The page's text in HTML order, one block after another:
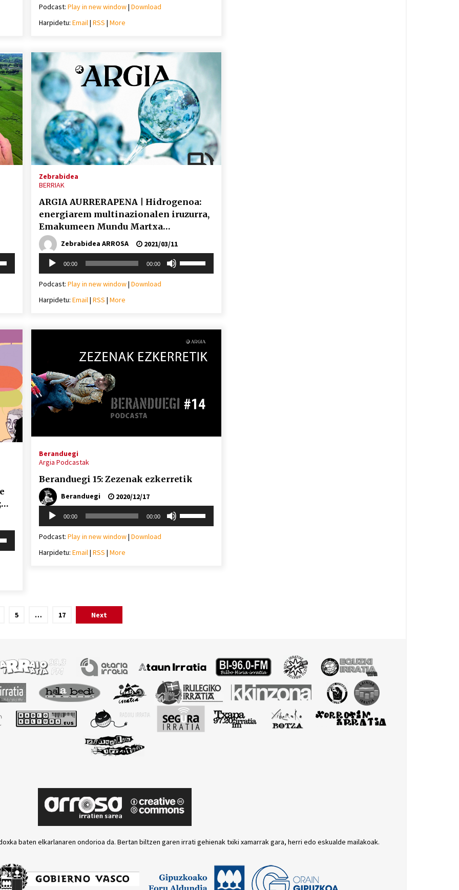
Podcast: Play in new window| Download
Harpidetu: Email| RSS | More
Zebrabidea
BERRIAK
ARGIA AURRERAPENA | Hidrogenoa:
energiarem multinazionalen iruzurra,
Emakumeen Mundu Martxa
Nazioarteko V.ekintzaren itxiera eta
errezeta luburua
Zebrabidea ARROSA
2021/03/11
Soinu
erreproduzigailua
00:00 00:00
Podcast: Play in new window| Download
Harpidetu: Email| RSS | More
Beranduegi
Argia Podcastak
Beranduegi 15: Zezenak ezkerretik
Beranduegi
2020/12/17
Soinu
erreproduzigailua
00:00 00:00
Podcast: Play in new window| Download
Harpidetu: Email| RSS | More
5 … 17 Next
baten elkarlanaren ondorioa da. Bertan biltzen garen irrati gehienak txiki xamarrak gara, herri edo eskualde mailakoak.